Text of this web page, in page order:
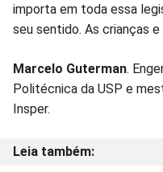
importa em toda essa
seu sentido. As crianças
Marcelo Guterman.
Politécnica da USP e
Insper.